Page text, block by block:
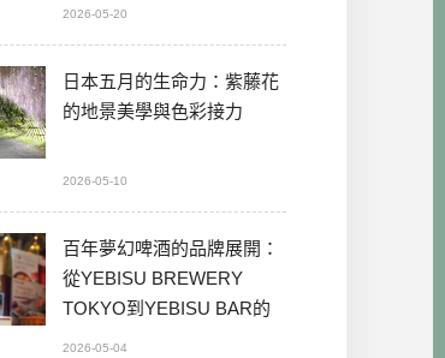
2026-05-20
日本五月的生命力：紫藤花
的地景美學與色彩接力
2026-05-10
百年夢幻啤酒的品牌展開：
從YEBISU BREWERY
TOKYO到YEBISU BAR的
2026-05-04